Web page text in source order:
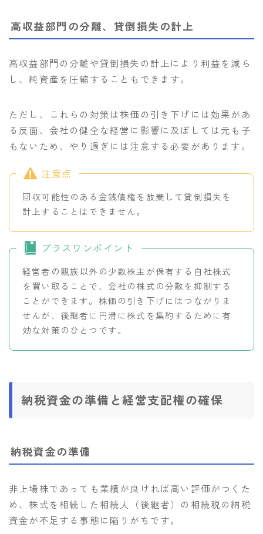
高収益部門の分離、貸倒損失の計上
高収益部門の分離や貸倒損失の計上により利益を減ら
し、純資産を圧縮することもできます。
ただし、これらの対策は株価の引き下げには効果があ
る反面、会社の健全な経営に影響に及ぼしては元も子
もないため、やり過ぎには注意する必要があります。
注意点
回収可能性のある金銭債権を放棄して貸倒損失を
計上することはできません。
プラスワンポイント
経営者の親族以外の少数株主が保有する自社株式
を買い取ることで、会社の株式の分散を抑制する
ことができます。株価の引き下げにはつながりま
せんが、後継者に円滑に株式を集約するために有
効な対策のひとつです。
納税資金の準備と経営支配権の確保
納税資金の準備
非上場株であっても業績が良ければ高い評価がつくた
め、株式を相続した相続人（後継者）の相続税の納税
資金が不足する事態に陥りがちです。